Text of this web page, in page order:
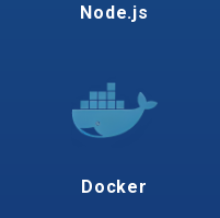
Node.js
Docker